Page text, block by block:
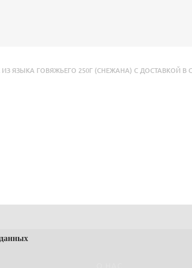
ЯЗЫКА ГОВЯЖЬЕГО 250Г (СНЕЖАНА) С ДОСТАВКОЙ В